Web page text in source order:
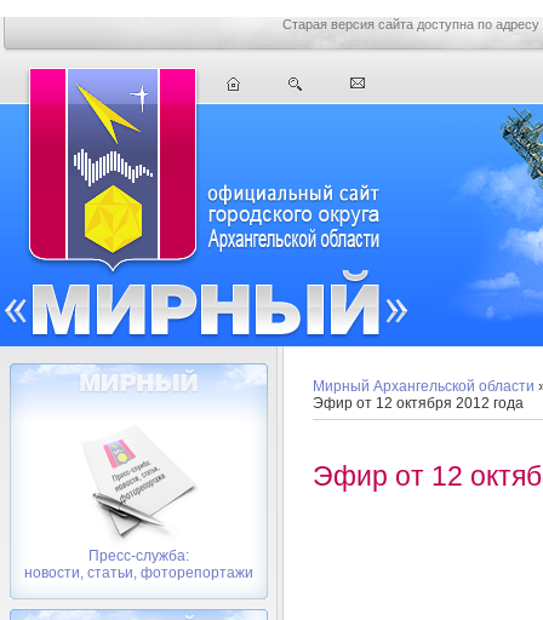
Старая версия сайта доступна по адресу
Пресс-служба:
новости, статьи, фоторепортажи
Мирный Архангельской области
Эфир от 12 октября 2012 года
Эфир от 12